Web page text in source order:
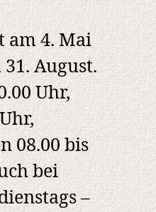
am 4. Mai
August.
Uhr,
08.00 bis
bei
–